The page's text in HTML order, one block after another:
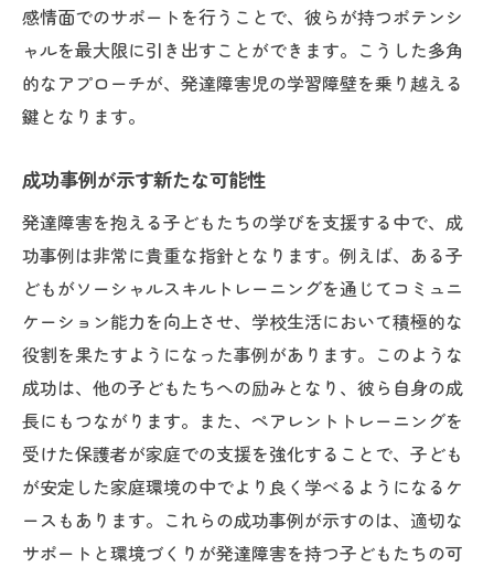
感情面でのサポートを行うことで、彼らが持つポテンシ
ャルを最大限に引き出すことができます。こうした多角
的なアプローチが、発達障害児の学習障壁を乗り越える
鍵となります。
成功事例が示す新たな可能性
発達障害を抱える子どもたちの学びを支援する中で、成
功事例は非常に貴重な指針となります。例えば、ある子
どもがソーシャルスキルトレーニングを通じてコミュニ
ケーション能力を向上させ、学校生活において積極的な
役割を果たすようになった事例があります。このような
成功は、他の子どもたちへの励みとなり、彼ら自身の成
長にもつながります。また、ペアレントトレーニングを
受けた保護者が家庭での支援を強化することで、子ども
が安定した家庭環境の中でより良く学べるようになるケ
ースもあります。これらの成功事例が示すのは、適切な
サポートと環境づくりが発達障害を持つ子どもたちの可